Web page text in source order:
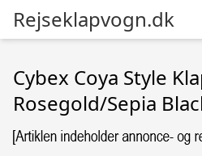
Rejseklapvogn.dk
Cybex Coya Style
Rosegold/Sepia